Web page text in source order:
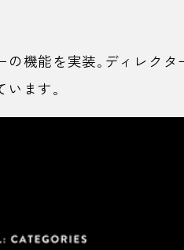
機能を実装。ディレク
ます。